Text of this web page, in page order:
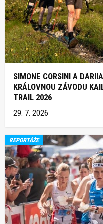
SIMONE CORSINI A
KRÁLOVNOU ZÁVODU
TRAIL 2026
29. 7. 2026
REPORTÁŽE